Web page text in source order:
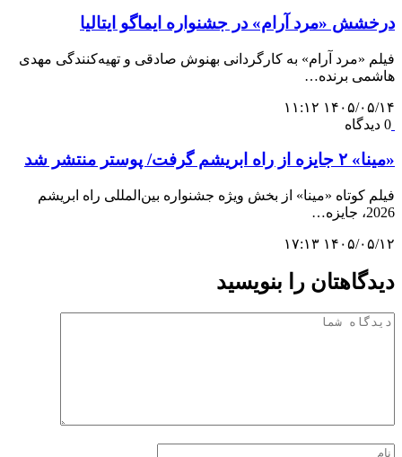
درخشش «مرد آرام» در جشنواره ایماگو ایتالیا
فیلم «مرد آرام» به کارگردانی بهنوش صادقی و تهیه‌کنندگی مهدی
هاشمی برنده…
۱۴۰۵/۰۵/۱۴ ۱۱:۱۲
0 دیدگاه
«مینا» ۲ جایزه از راه ابریشم گرفت/ پوستر منتشر شد
فیلم کوتاه «مینا» از بخش ویژه جشنواره بین‌المللی راه ابریشم
2026، جایزه…
۱۴۰۵/۰۵/۱۲ ۱۷:۱۳
دیدگاهتان را بنویسید